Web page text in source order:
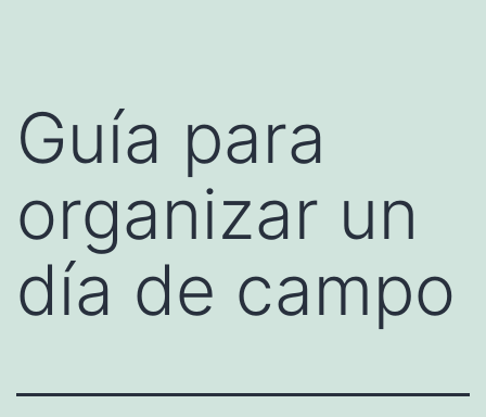
Guía para
organizar un
día de campo